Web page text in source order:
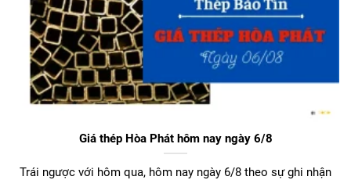
Giá thép Hòa Phát hôm nay ngày 6/8
Trái ngược với hôm qua, hôm nay ngày 6/8 theo sự ghi nhận